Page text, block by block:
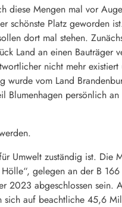
diese Mengen mal vor
schönste Platz geworden
dort mal stehen.
Land an einen Bauträger
nicht mehr
wurde vom Land
Blumenhagen persönlich
Umwelt zuständig ist. Die
gelegen an der B
2023 abgeschlossen sein.
sich auf beachtliche 45,6